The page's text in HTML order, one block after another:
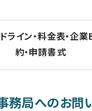
ライン・料金表・企
約・申請書式
務局へのお問